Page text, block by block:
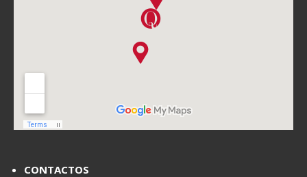
CONTACTOS